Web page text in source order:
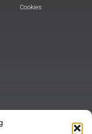
Cookies